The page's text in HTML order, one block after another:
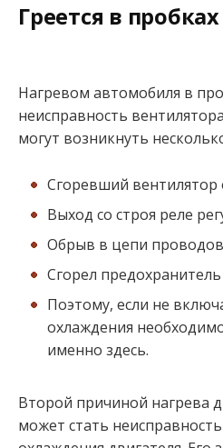
Греется в пробках
Нагревом автомобиля в
неисправность
могут возникнуть
Сгоревший вентилятор
Выход со строя реле
Обрыв в цепи
Сгорел
Поэтому, если не
охлаждения
именно здесь.
Второй причиной нагрева
может стать